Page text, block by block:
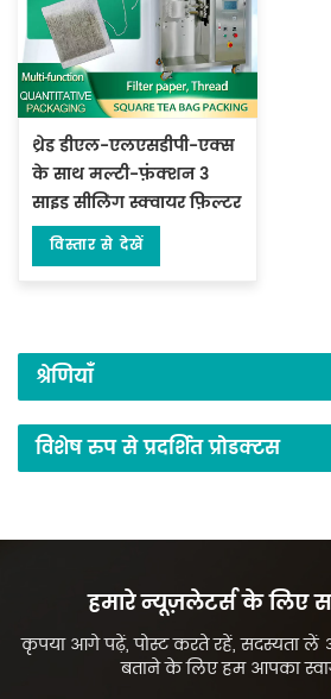
थ्रेड डीएल-एलएसडीपी-एक्स
के साथ मल्टी-फ़ंक्शन 3
साइड सीलिंग स्क्वायर फ़िल्टर
पेपर इनर बैग पैकिंग मशीन
विस्तार से देखें
श्रेणियाँ
विशेष रुप से प्रदर्शित प्रोडक्टस
हमारे न्यूज़लेटर्स के लिए
कृपया आगे पढ़ें, पोस्ट करते रहें, सदस्यता
बताने के लिए हम आपका